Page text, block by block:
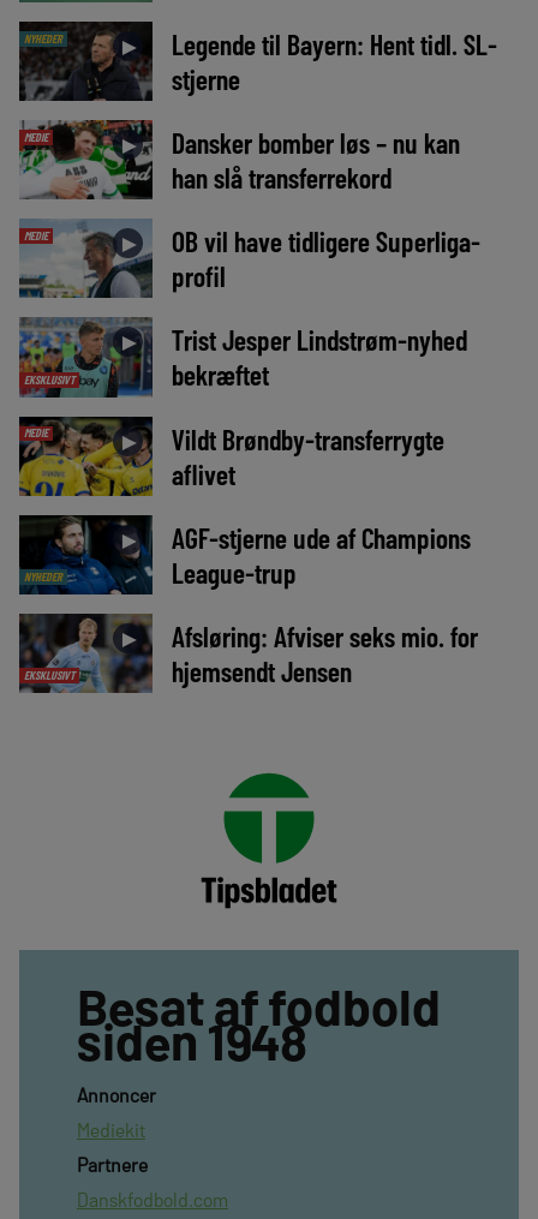
NYHEDER ►
Legende til Bayern: Hent tidl. SL-
stjerne
MEDIE ►
Dansker bomber løs – nu kan
han slå transferrekord
MEDIE ►
OB vil have tidligere Superliga-
profil
EKSKLUSIVT
►
Trist Jesper Lindstrøm-nyhed
bekræftet
MEDIE ►
Vildt Brøndby-transferrygte
aflivet
NYHEDER
►
AGF-stjerne ude af Champions
League-trup
EKSKLUSIVT
►
Afsløring: Afviser seks mio. for
hjemsendt Jensen
Besat af fodbold
siden 1948
Annoncer
Mediekit
Partnere
Danskfodbold.com